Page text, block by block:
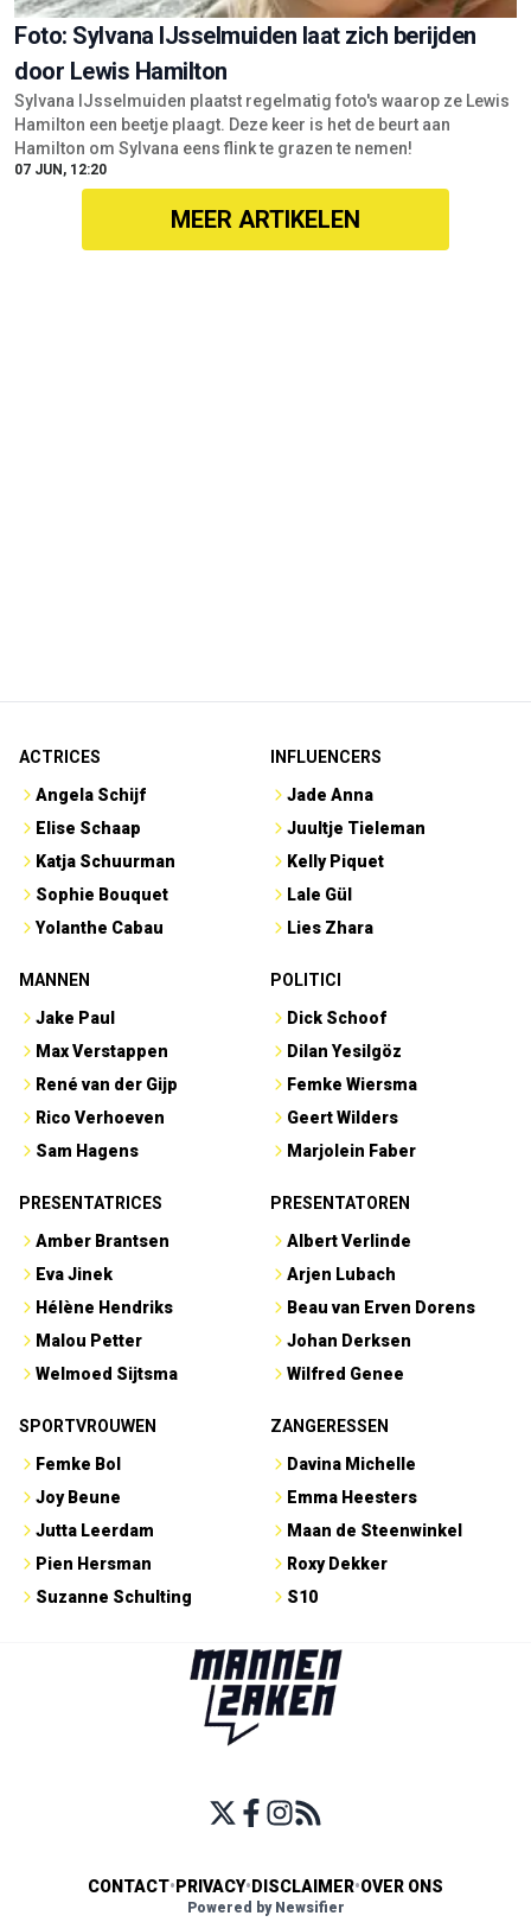
Foto: Sylvana IJsselmuiden laat zich berijden
door Lewis Hamilton
Sylvana IJsselmuiden plaatst regelmatig foto's waarop ze Lewis
Hamilton een beetje plaagt. Deze keer is het de beurt aan
Hamilton om Sylvana eens flink te grazen te nemen!
07 JUN, 12:20
MEER ARTIKELEN
ACTRICES
Angela Schijf
Elise Schaap
Katja Schuurman
Sophie Bouquet
Yolanthe Cabau
INFLUENCERS
Jade Anna
Juultje Tieleman
Kelly Piquet
Lale Gül
Lies Zhara
MANNEN
Jake Paul
Max Verstappen
René van der Gijp
Rico Verhoeven
Sam Hagens
POLITICI
Dick Schoof
Dilan Yesilgöz
Femke Wiersma
Geert Wilders
Marjolein Faber
PRESENTATRICES
Amber Brantsen
Eva Jinek
Hélène Hendriks
Malou Petter
Welmoed Sijtsma
PRESENTATOREN
Albert Verlinde
Arjen Lubach
Beau van Erven Dorens
Johan Derksen
Wilfred Genee
SPORTVROUWEN
Femke Bol
Joy Beune
Jutta Leerdam
Pien Hersman
Suzanne Schulting
ZANGERESSEN
Davina Michelle
Emma Heesters
Maan de Steenwinkel
Roxy Dekker
S10
CONTACT• PRIVACY• DISCLAIMER•OVER ONS
Powered by Newsifier